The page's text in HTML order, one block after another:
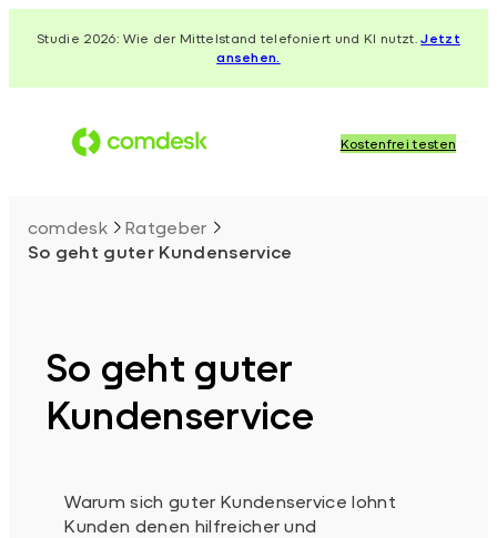
InhaltStudie 2026: Wie der Mittelstand telefoniert und KI nutzt.Jetzt
ansehen.
Kostenfrei testen
comdesk
Ratgeber
So geht guter Kundenservice
So geht guter
Kundenservice
Warum sich guter Kundenservice lohnt
Kunden denen hilfreicher und